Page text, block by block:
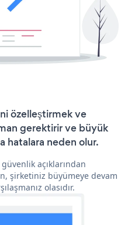
özelleştirmek ve
gerektirir ve büyük
hatalara neden olur.
açıklarından
şirketiniz büyümeye devam
olasıdır.